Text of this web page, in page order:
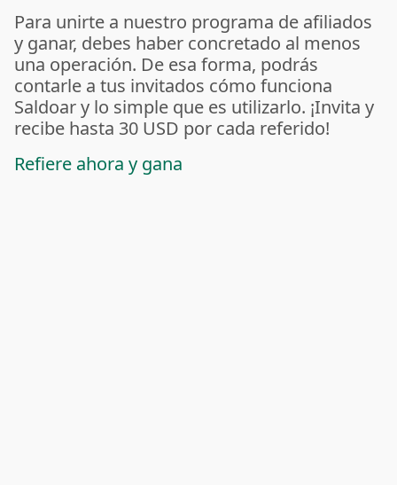
Para unirte a nuestro programa de afiliados
y ganar, debes haber concretado al menos
una operación. De esa forma, podrás
contarle a tus invitados cómo funciona
Saldoar y lo simple que es utilizarlo. ¡Invita y
recibe hasta 30 USD por cada referido!
Refiere ahora y gana